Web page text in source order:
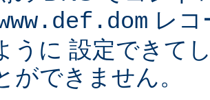
レ
うに 設定できて
ができません。